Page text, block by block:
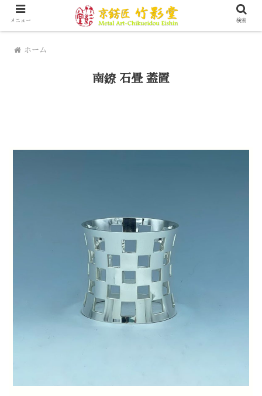
京都にて200年以上金属工芸を営んできています
ホーム
南鐐 石畳 蓋置
メニュー 検索